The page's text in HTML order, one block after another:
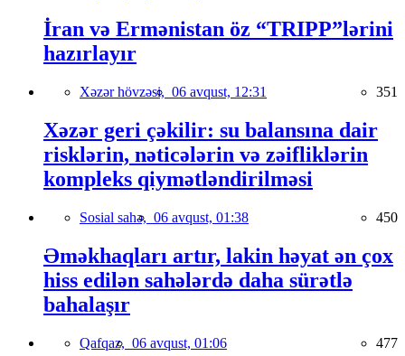
İran və Ermənistan öz “TRIPP”lərini
hazırlayır
Xəzər hövzəsi, 06 avqust, 12:31 351
Xəzər geri çəkilir: su balansına dair
risklərin, nəticələrin və zəifliklərin
kompleks qiymətləndirilməsi
Sosial sahə, 06 avqust, 01:38 450
Əməkhaqları artır, lakin həyat ən çox
hiss edilən sahələrdə daha sürətlə
bahalaşır
Qafqaz, 06 avqust, 01:06 477